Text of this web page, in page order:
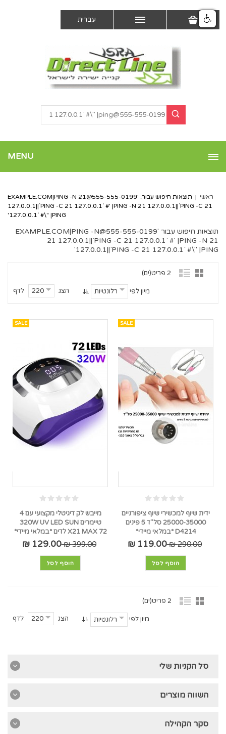
עברית
MENU
ראשי | תוצאות חיפוש עבור: '555-555-0199@EXAMPLE.COM
|PING -N 21
127.0.0.1||`PING -C 21 127.0.0.1` #' |PING -N 21 127.0.0.1||`PING -C 21
127.0.0.1` #\" |PING'
תוצאות חיפוש עבור '555-555-0199@EXAMPLE.COM
|PING -N
21 127.0.0.1||`PING -C 21 127.0.0.1` #' |PING -N 21
127.0.0.1||`PING -C 21 127.0.0.1` #\" |PING'
2 פריט(ים)
הצג 220 לדף מיון לפי רלונטיות
SALE
ידית שיוף למכשירי שיוף ציפורניים
25000-35000 סל"ד 5 פינים
D4214 *במלאי מיידי*
290.00 ₪
119.00 ₪
הוסף לסל
SALE
מייבש לק דיגיטלי מקצועי עם 4
טיימרים 320W UV LED SUN
X21 MAX 72 לדים *במלאי מיידי*
399.00 ₪
129.00 ₪
הוסף לסל
2 פריט(ים)
הצג 220 לדף מיון לפי רלונטיות
סל הקניות שלי
השווה מוצרים
סקר הקהילה